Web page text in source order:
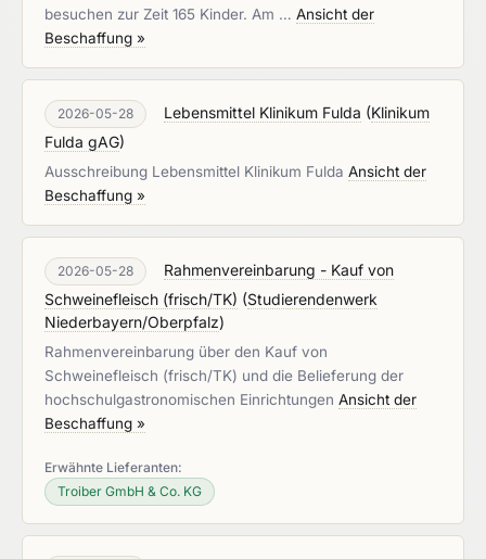
besuchen zur Zeit 165 Kinder. Am … Ansicht der
Beschaffung »
2026-05-28 Lebensmittel Klinikum Fulda (Klinikum
Fulda gAG)
Ausschreibung Lebensmittel Klinikum Fulda Ansicht der
Beschaffung »
2026-05-28
Rahmenvereinbarung - Kauf von
Schweinefleisch (frisch/TK) (Studierendenwerk
Niederbayern/Oberpfalz)
Rahmenvereinbarung über den Kauf von
Schweinefleisch (frisch/TK) und die Belieferung der
hochschulgastronomischen Einrichtungen Ansicht der
Beschaffung »
Erwähnte Lieferanten:
Troiber GmbH & Co. KG